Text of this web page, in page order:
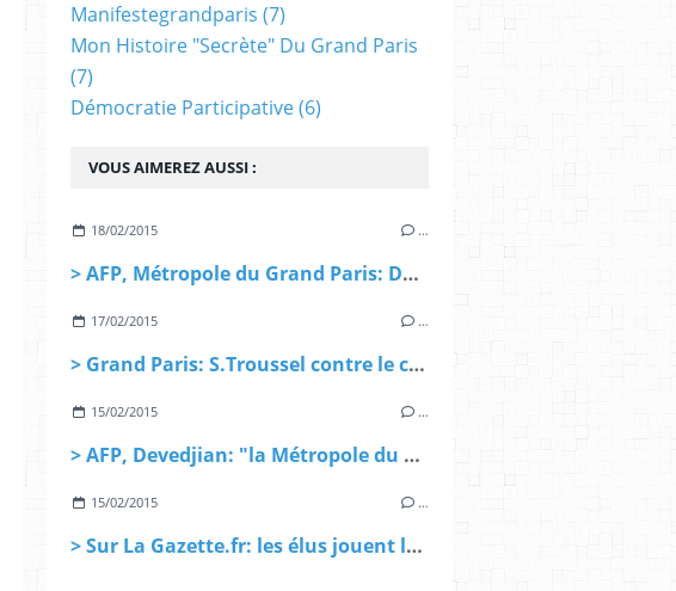
VOUS AIMEREZ AUSSI :
18/02/2015 …
> AFP, Métropole du Grand Paris: Da Silva veut revenir à "l'esprit initial de la loi"
17/02/2015 …
> Grand Paris: S.Troussel contre le compromis Gouvernement/Sénat
15/02/2015 …
> AFP, Devedjian: "la Métropole du Grand Paris est une "machine à impopularité"
15/02/2015 …
> Sur La Gazette.fr: les élus jouent la carte Valls
Manifestegrandparis (7)
Mon Histoire "secrète" Du Grand Paris
(7)
Démocratie Participative(6)